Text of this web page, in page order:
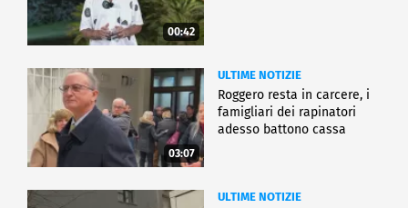
00:42
03:07
ULTIME NOTIZIE
Roggero resta in carcere, i
famigliari dei rapinatori
adesso battono cassa
ULTIME NOTIZIE